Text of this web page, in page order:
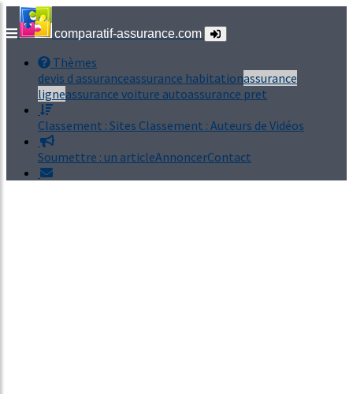
comparatif-assurance.com
Thèmes
devis d assuranceassurance habitationassurance
ligneassurance voiture autoassurance pret
Classement : Sites Classement : Auteurs de Vidéos
Soumettre : un articleAnnoncerContact